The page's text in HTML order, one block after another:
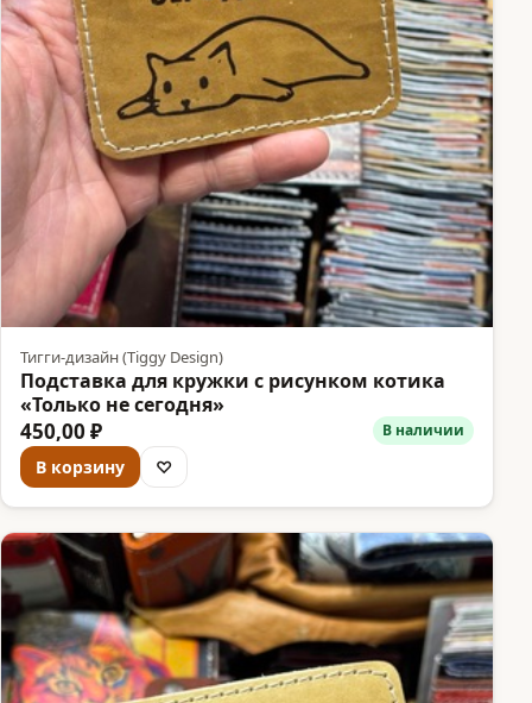
Тигги-дизайн (Tiggy Design)
Подставка для кружки с рисунком котика
«Только не сегодня»
450,00 ₽ В наличии
В корзину ♡